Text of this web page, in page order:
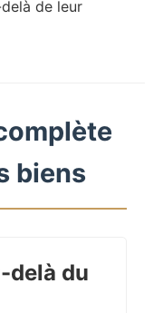
de leur
biens
delà du